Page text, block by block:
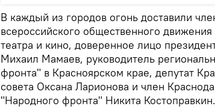
В каждый из городов огонь доставили
всероссийского общественного
театра и кино, доверенное лицо
Михаил Мамаев, руководитель
фронта" в Красноярском крае, депутат
совета Оксана Ларионова и член
"Народного фронта" Никита Костоправкин.